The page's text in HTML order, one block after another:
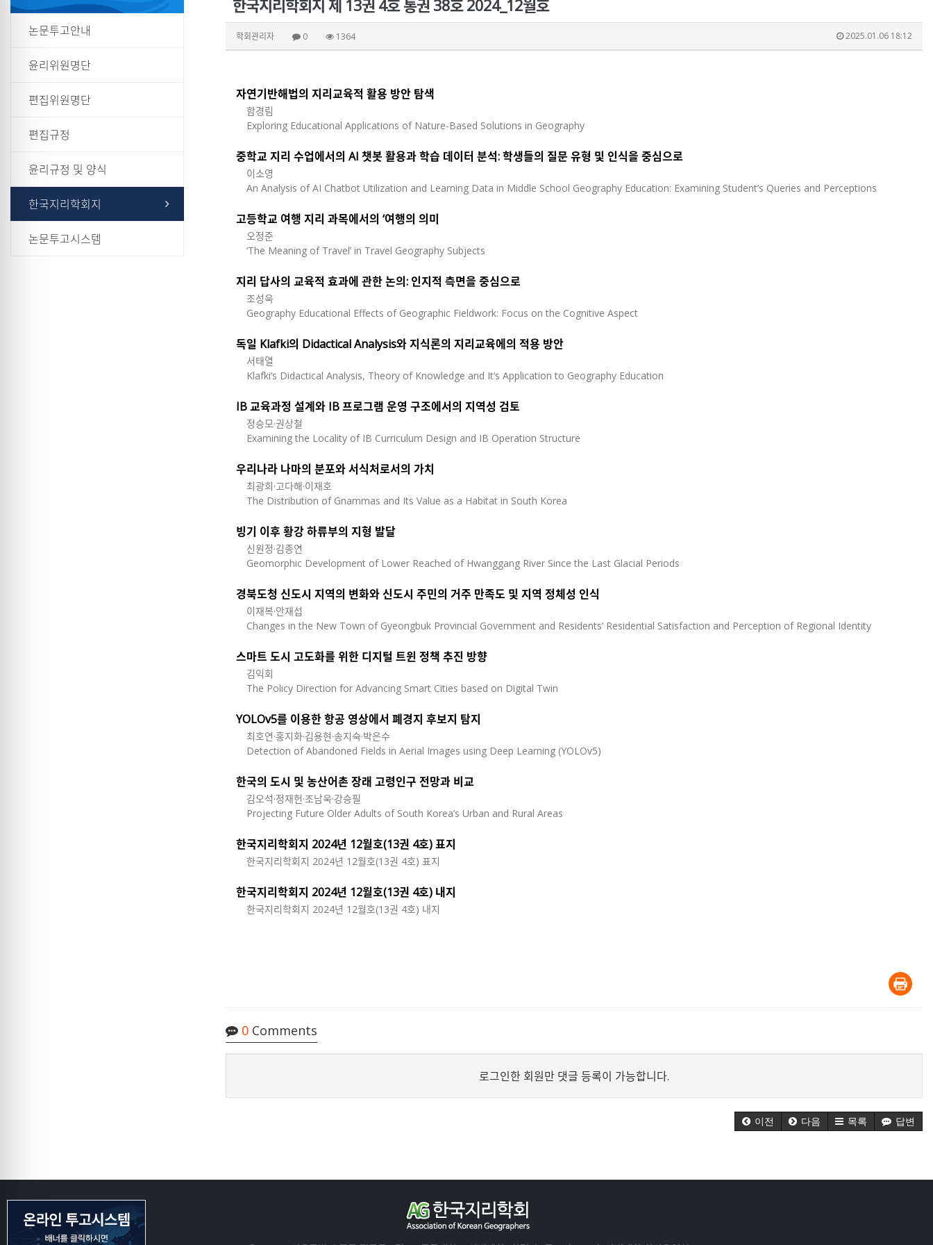
논문투고안내
윤리위원명단
편집위원명단
편집규정
윤리규정 및 양식
한국지리학회지
논문투고시스템
한국지리학회지 제 13권 4호 통권 38호 2024_12월호
학회관리자 0 1364 2025.01.06 18:12
자연기반해법의 지리교육적 활용 방안 탐색
함경림
Exploring Educational Applications of Nature-Based Solutions in Geography
중학교 지리 수업에서의 AI 챗봇 활용과 학습 데이터 분석: 학생들의 질문 유형 및 인식을 중심으로
이소영
An Analysis of AI Chatbot Utilization and Learning Data in Middle School Geography Education: Examining Student’s Queries and Perceptions
고등학교 여행 지리 과목에서의 ‘여행의 의미
오정준
‘The Meaning of Travel’ in Travel Geography Subjects
지리 답사의 교육적 효과에 관한 논의: 인지적 측면을 중심으로
조성욱
Geography Educational Effects of Geographic Fieldwork: Focus on the Cognitive Aspect
독일 Klafki의 Didactical Analysis와 지식론의 지리교육에의 적용 방안
서태열
Klafki’s Didactical Analysis, Theory of Knowledge and It’s Application to Geography Education
IB 교육과정 설계와 IB 프로그램 운영 구조에서의 지역성 검토
정승모·권상철
Examining the Locality of IB Curriculum Design and IB Operation Structure
우리나라 나마의 분포와 서식처로서의 가치
최광희·고다해·이재호
The Distribution of Gnammas and Its Value as a Habitat in South Korea
빙기 이후 황강 하류부의 지형 발달
신원정·김종연
Geomorphic Development of Lower Reached of Hwanggang River Since the Last Glacial Periods
경북도청 신도시 지역의 변화와 신도시 주민의 거주 만족도 및 지역 정체성 인식
이재복·안재섭
Changes in the New Town of Gyeongbuk Provincial Government and Residents’ Residential Satisfaction and Perception of Regional Identity
스마트 도시 고도화를 위한 디지털 트윈 정책 추진 방향
김익회
The Policy Direction for Advancing Smart Cities based on Digital Twin
YOLOv5를 이용한 항공 영상에서 폐경지 후보지 탐지
최호연·홍지화·김용현·송지숙·박은수
Detection of Abandoned Fields in Aerial Images using Deep Learning (YOLOv5)
한국의 도시 및 농산어촌 장래 고령인구 전망과 비교
김오석·정재헌·조남욱·강승필
Projecting Future Older Adults of South Korea’s Urban and Rural Areas
한국지리학회지 2024년 12월호(13권 4호) 표지
한국지리학회지 2024년 12월호(13권 4호) 표지
한국지리학회지 2024년 12월호(13권 4호) 내지
한국지리학회지 2024년 12월호(13권 4호) 내지
0 Comments
로그인한 회원만 댓글 등록이 가능합니다.
이전 다음 목록 답변